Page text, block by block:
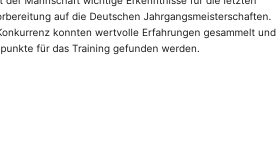
auf die Deutschen Jahrgangsmeisterschaften.
konnten wertvolle Erfahrungen gesammelt und
für das Training gefunden werden.